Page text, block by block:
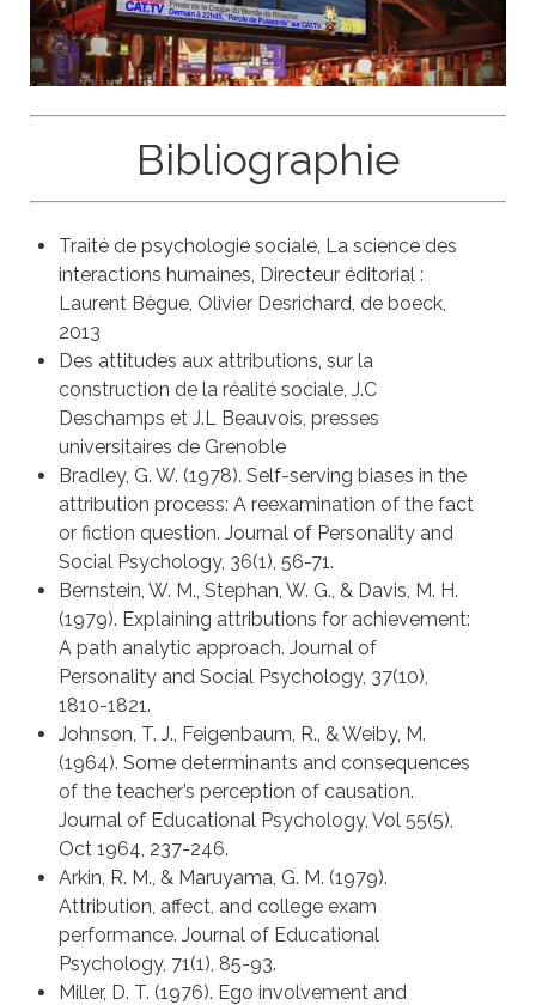
Bibliographie
Traité de psychologie sociale, La science des
interactions humaines, Directeur éditorial :
Laurent Bègue, Olivier Desrichard, de boeck,
2013
Des attitudes aux attributions, sur la
construction de la réalité sociale, J.C
Deschamps et J.L Beauvois , presses
universitaires de Grenoble
Bradley, G. W. (1978). Self-serving biases in the
attribution process: A reexamination of the fact
or fiction question. Journal of Personality and
Social Psychology, 36(1), 56-71.
Bernstein, W. M., Stephan, W. G., & Davis, M. H.
(1979). Explaining attributions for achievement:
A path analytic approach. Journal of
Personality and Social Psychology, 37(10),
1810-1821.
Johnson, T. J., Feigenbaum, R., & Weiby, M.
(1964). Some determinants and consequences
of the teacher’s perception of causation.
Journal of Educational Psychology, Vol 55(5),
Oct 1964, 237-246.
Arkin, R. M., & Maruyama, G. M. (1979).
Attribution, affect, and college exam
performance. Journal of Educational
Psychology, 71(1), 85-93.
Miller, D. T. (1976). Ego involvement and